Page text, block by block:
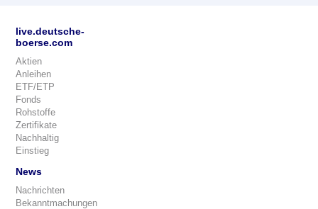
live.deutsche-
boerse.com
Aktien
Anleihen
ETF/ETP
Fonds
Rohstoffe
Zertifikate
Nachhaltig
Einstieg
News
Nachrichten
Bekanntmachungen